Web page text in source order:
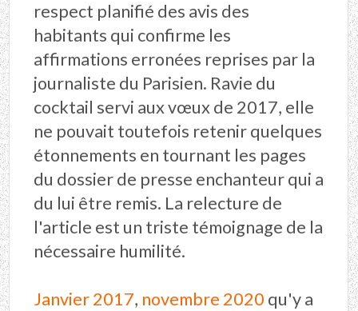
respect planifié des avis des
habitants qui confirme les
affirmations erronées reprises par la
journaliste du Parisien. Ravie du
cocktail servi aux vœux de 2017, elle
ne pouvait toutefois retenir quelques
étonnements en tournant les pages
du dossier de presse enchanteur qui a
du lui être remis. La relecture de
l'article est un triste témoignage de la
nécessaire humilité.
Janvier 2017, novembre 2020 qu'y a